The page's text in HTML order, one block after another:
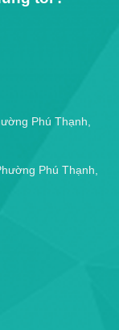
Phú Thạnh,
Phú Thạnh,